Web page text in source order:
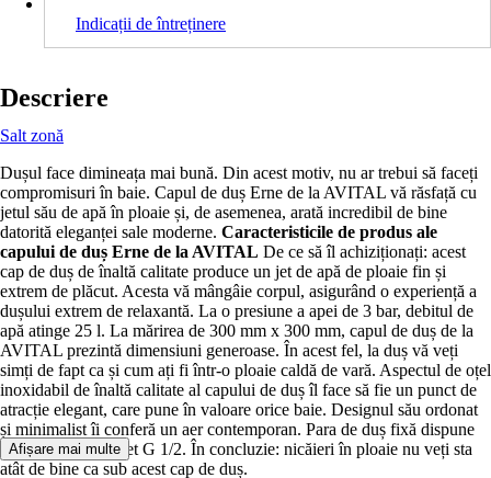
Indicații de întreținere
Descriere
Salt zonă
Dușul face dimineața mai bună. Din acest motiv, nu ar trebui să faceți
compromisuri în baie. Capul de duș Erne de la AVITAL vă răsfață cu
jetul său de apă în ploaie și, de asemenea, arată incredibil de bine
datorită eleganței sale moderne. Caracteristicile de produs ale
capului de duș Erne de la AVITAL De ce să îl achiziționați: acest
cap de duș de înaltă calitate produce un jet de apă de ploaie fin și
extrem de plăcut. Acesta vă mângâie corpul, asigurând o experiență a
dușului extrem de relaxantă. La o presiune a apei de 3 bar, debitul de
apă atinge 25 l. La mărirea de 300 mm x 300 mm, capul de duș de la
AVITAL prezintă dimensiuni generoase. În acest fel, la duș vă veți
simți de fapt ca și cum ați fi într-o ploaie caldă de vară. Aspectul de oțel
inoxidabil de înaltă calitate al capului de duș îl face să fie un punct de
atracție elegant, care pune în valoare orice baie. Designul său ordonat
și minimalist îi conferă un aer contemporan. Para de duș fixă dispune
de un racord cu filet G 1/2. În concluzie: nicăieri în ploaie nu veți sta
atât de bine ca sub acest cap de duș.
Afișare mai multe